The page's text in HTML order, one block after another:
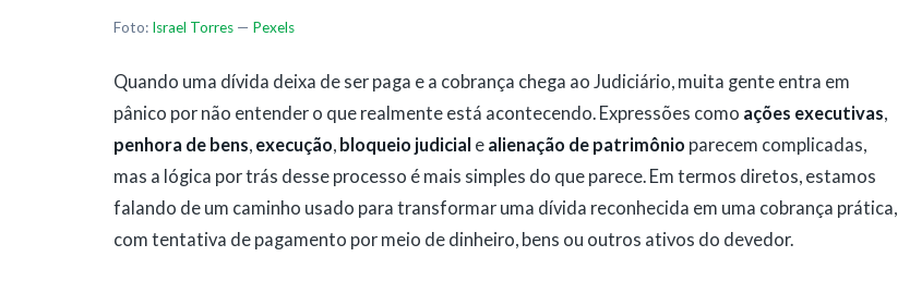
Foto: Israel Torres — Pexels
Quando uma dívida deixa de ser paga e a cobrança chega ao Judiciário, muita gente entra em
pânico por não entender o que realmente está acontecendo. Expressões como ações executivas,
penhora de bens, execução, bloqueio judicial e alienação de patrimônio parecem complicadas,
mas a lógica por trás desse processo é mais simples do que parece. Em termos diretos, estamos
falando de um caminho usado para transformar uma dívida reconhecida em uma cobrança prática,
com tentativa de pagamento por meio de dinheiro, bens ou outros ativos do devedor.